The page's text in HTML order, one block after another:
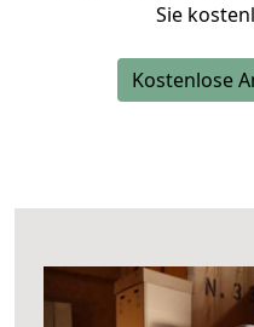
Sie
Kostenlose